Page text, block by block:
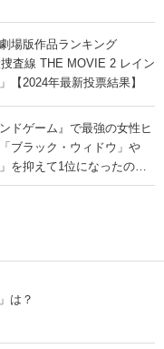
場版作品ランキング
査線 THE MOVIE 2 レイン
【2024年最新投票結果】
ドゲーム』で最強の女性ヒ
ブラック・ウィドウ」や
を抑えて1位になったの
は？